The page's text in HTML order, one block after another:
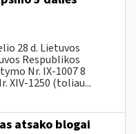
28 d. Lietuvos
Respublikos
Nr. IX-1007 8
XIV-1250 (toliau...
atsako blogai